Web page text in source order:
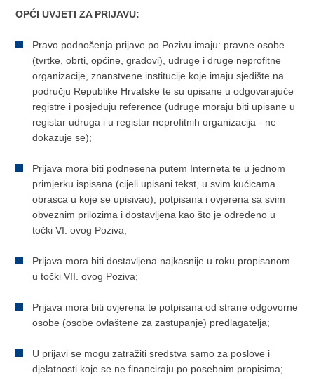
OPĆI UVJETI ZA PRIJAVU:
Pravo podnošenja prijave po Pozivu imaju: pravne osobe
(tvrtke, obrti, općine, gradovi), udruge i druge neprofitne
organizacije, znanstvene institucije koje imaju sjedište na
području Republike Hrvatske te su upisane u odgovarajuće
registre i posjeduju reference (udruge moraju biti upisane u
registar udruga i u registar neprofitnih organizacija - ne
dokazuje se);
Prijava mora biti podnesena putem Interneta te u jednom
primjerku ispisana (cijeli upisani tekst, u svim kućicama
obrasca u koje se upisivao), potpisana i ovjerena sa svim
obveznim prilozima i dostavljena kao što je određeno u
točki VI. ovog Poziva;
Prijava mora biti dostavljena najkasnije u roku propisanom
u točki VII. ovog Poziva;
Prijava mora biti ovjerena te potpisana od strane odgovorne
osobe (osobe ovlaštene za zastupanje) predlagatelja;
U prijavi se mogu zatražiti sredstva samo za poslove i
djelatnosti koje se ne financiraju po posebnim propisima;